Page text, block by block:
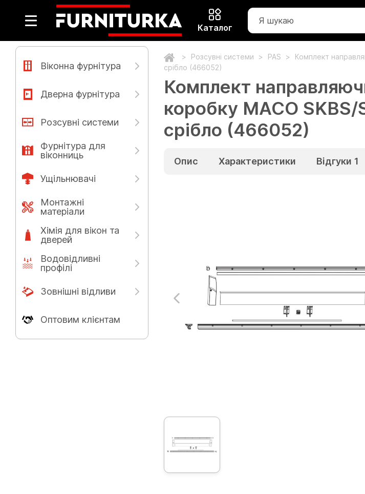
Каталог
Віконна фурнітура
Дверна фурнітура
Розсувні системи
Фурнітура для
віконниць
Ущільнювачі
Монтажні
матеріали
Хімія для вікон та
дверей
Водовідливні
профілі
Зовнішні відливи
Оптовим клієнтам
Розсувні системи PAS
Комплект
срібло (466052)
Комплект
коробку MACO
срібло (466052)
Опис Характеристики Відгуки 1